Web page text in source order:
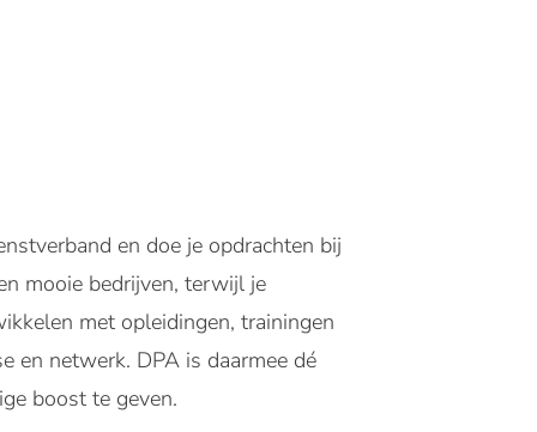
en doe je opdrachten bij
mooie bedrijven, terwijl je
met opleidingen, trainingen
en netwerk. DPA is daarmee dé
boost te geven.